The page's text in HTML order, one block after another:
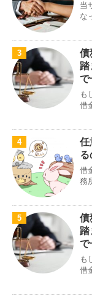
当
な
3
債
踏
で
も
借
4
任
る
借
務
5
債
踏
で
も
借